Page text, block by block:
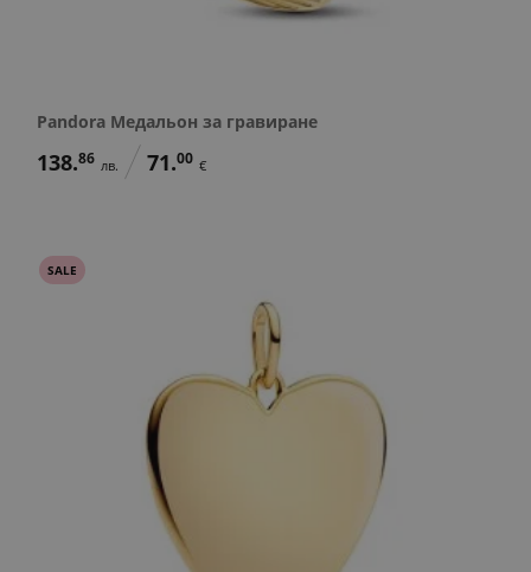
Pandora Медальон за гравиране
138.86 лв. 71.00 €
SALE